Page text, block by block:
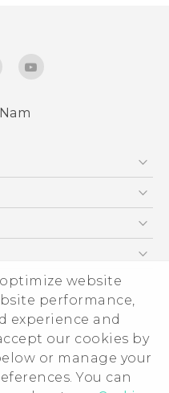
website
performance,
experience and
our cookies by
or manage your
You can